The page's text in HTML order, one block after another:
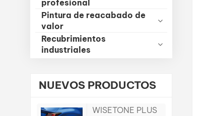
profesional
Pintura de reacabado de
valor
Recubrimientos
industriales
NUEVOS PRODUCTOS
WISETONE PLUS